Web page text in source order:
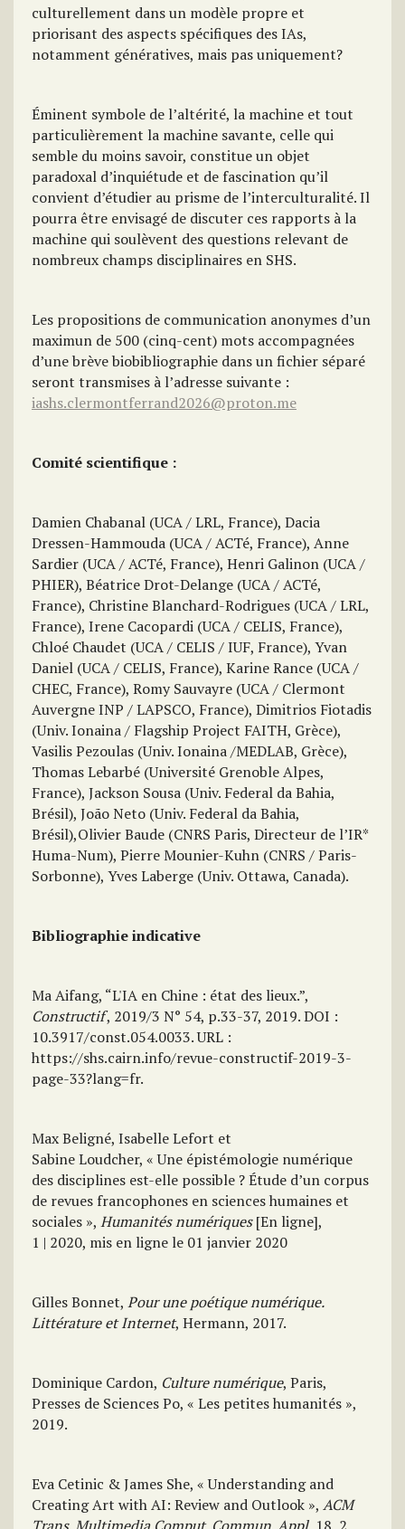
culturellement dans un modèle propre et
priorisant des aspects spécifiques des IAs,
notamment génératives, mais pas uniquement?
Éminent symbole de l’altérité, la machine et tout
particulièrement la machine savante, celle qui
semble du moins savoir, constitue un objet
paradoxal d’inquiétude et de fascination qu’il
convient d’étudier au prisme de l’interculturalité. Il
pourra être envisagé de discuter ces rapports à la
machine qui soulèvent des questions relevant de
nombreux champs disciplinaires en SHS.
Les propositions de communication anonymes d’un
maximun de 500 (cinq-cent) mots accompagnées
d’une brève biobibliographie dans un fichier séparé
seront transmises à l’adresse suivante :
iashs.clermontferrand2026@proton.me
Comité scientifique :
Damien Chabanal (UCA / LRL, France), Dacia
Dressen-Hammouda (UCA / ACTé, France), Anne
Sardier (UCA / ACTé, France), Henri Galinon (UCA /
PHIER), Béatrice Drot-Delange (UCA / ACTé,
France), Christine Blanchard-Rodrigues (UCA / LRL,
France), Irene Cacopardi (UCA / CELIS, France),
Chloé Chaudet (UCA / CELIS / IUF, France), Yvan
Daniel (UCA / CELIS, France), Karine Rance (UCA /
CHEC, France), Romy Sauvayre (UCA / Clermont
Auvergne INP / LAPSCO, France), Dimitrios Fiotadis
(Univ. Ionaina / Flagship Project FAITH, Grèce),
Vasilis Pezoulas (Univ. Ionaina /MEDLAB, Grèce),
Thomas Lebarbé (Université Grenoble Alpes,
France), Jackson Sousa (Univ. Federal da Bahia,
Brésil), João Neto (Univ. Federal da Bahia,
Brésil),Olivier Baude (CNRS Paris, Directeur de l’IR*
Huma-Num), Pierre Mounier-Kuhn (CNRS / Paris-
Sorbonne), Yves Laberge (Univ. Ottawa, Canada).
Bibliographie indicative
Ma Aifang, “L'IA en Chine : état des lieux.”,
Constructif, 2019/3 N° 54, p.33-37, 2019. DOI :
10.3917/const.054.0033. URL :
https://shs.cairn.info/revue-constructif-2019-3-
page-33?lang=fr.
Max Beligné, Isabelle Lefort et
Sabine Loudcher, « Une épistémologie numérique
des disciplines est-elle possible ? Étude d’un corpus
de revues francophones en sciences humaines et
sociales », Humanités numériques[En ligne],
1 | 2020, mis en ligne le 01 janvier 2020
Gilles Bonnet, Pour une poétique numérique.
Littérature et Internet, Hermann, 2017.
Dominique Cardon, Culture numérique, Paris,
Presses de Sciences Po, « Les petites humanités »,
2019.
Eva Cetinic & James She, « Understanding and
Creating Art with AI: Review and Outlook », ACM